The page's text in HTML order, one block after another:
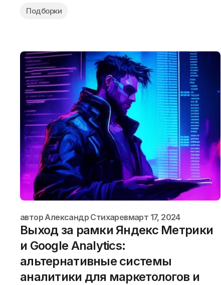
Подборки
автор Александр Стихаревмарт 17, 2024
Выход за рамки Яндекс Метрики
и Google Analytics:
альтернативные системы
аналитики для маркетологов и